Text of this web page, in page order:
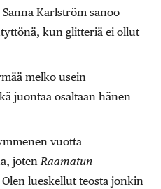
Karlström sanoo
kun glitteriä ei ollut
melko usein
juontaa osaltaan hänen
vuotta
joten Raamatun
lueskellut teosta jonkin